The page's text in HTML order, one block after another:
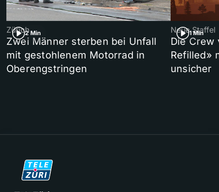
2 Min
Zürich
Zwei Männer sterben bei Unfall
mit gestohlenem Motorrad in
Oberengstringen
1 Min
Neue Staffel
Die Crew
Refilled»
unsicher